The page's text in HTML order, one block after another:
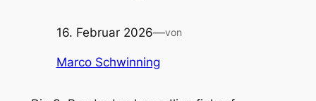
16. Februar 2026—von
Marco Schwinning